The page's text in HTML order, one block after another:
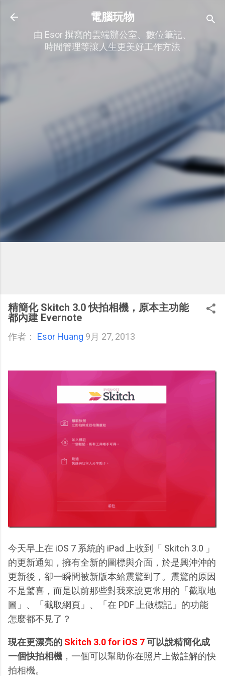
跳到主要內容
電腦玩物
由 Esor 撰寫的雲端辦公室、數位筆記、
時間管理等讓人生更美好工作方法
精簡化 Skitch 3.0 快拍相機，原本主功能
都內建 Evernote
作者： Esor Huang 9月 27, 2013
今天早上在 iOS 7 系統的 iPad 上收到「 Skitch 3.0 」
的更新通知，擁有全新的圖標與介面，於是興沖沖的
更新後，卻一瞬間被新版本給震驚到了。震驚的原因
不是驚喜，而是以前那些對我來說更常用的「截取地
圖」、「截取網頁」、「在 PDF 上做標記」的功能
怎麼都不見了？
現在更漂亮的 Skitch 3.0 for iOS 7可以說精簡化成
一個快拍相機 ，一個可以幫助你在照片上做註解的快
拍相機。